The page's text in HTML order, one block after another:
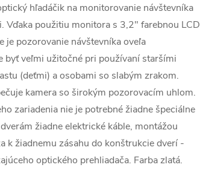
hľadáčik na monitorovanie návštevníka
Vďaka použitiu monitora s 3,2" farebnou LCD
je pozorovanie návštevníka oveľa
byť veľmi užitočné pri používaní staršími
(deťmi) a osobami so slabým zrakom.
kamera so širokým pozorovacím uhlom.
zariadenia nie je potrebné žiadne špeciálne
žiadne elektrické káble, montážou
k žiadnemu zásahu do konštrukcie dverí -
optického prehliadača. Farba zlatá.